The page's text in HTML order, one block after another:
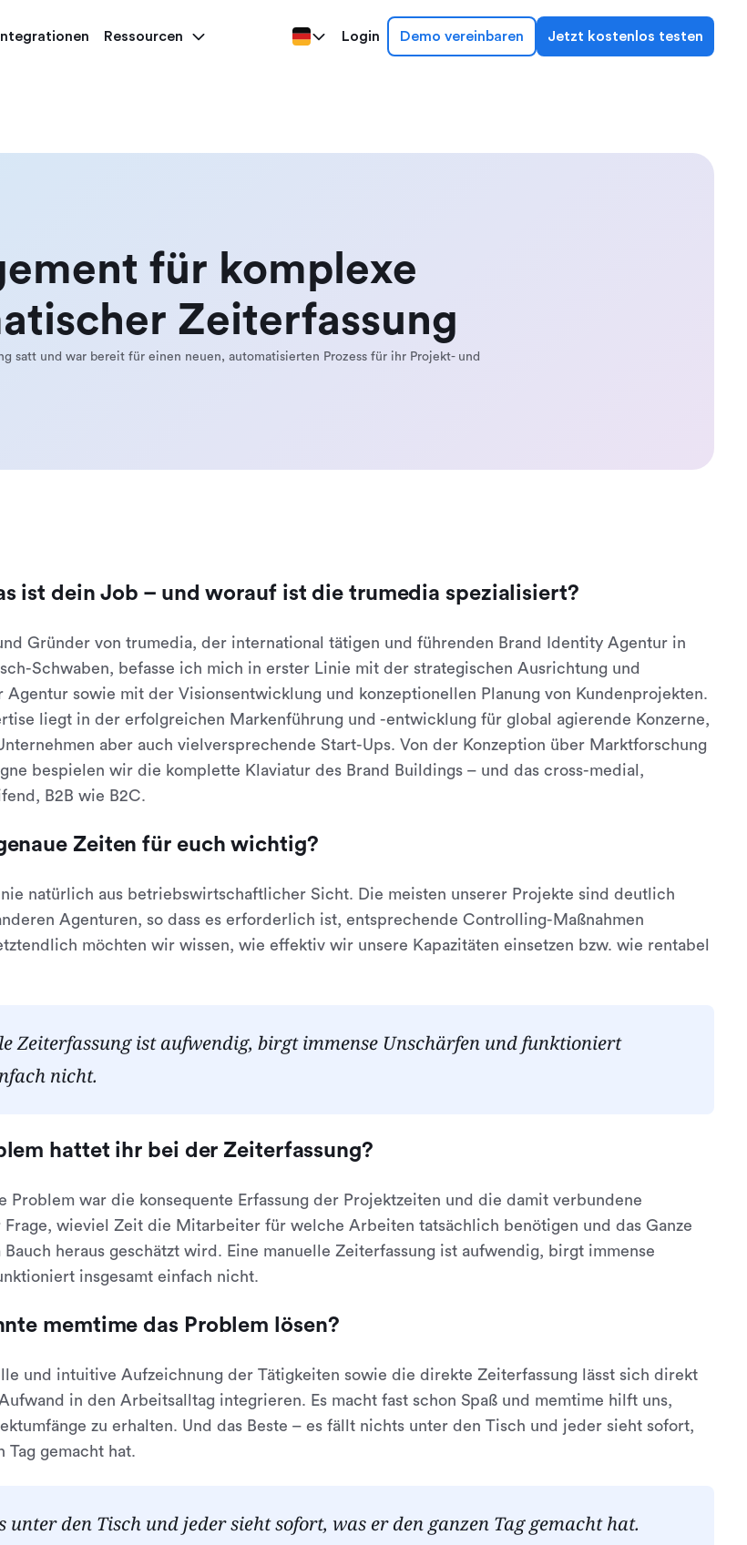
Integrationen Ressourcen Login Demo vereinbaren Jetzt kostenlos testen
für komplexe
Zeiterfassung
satt und war bereit für einen neuen, automatisierten Prozess für ihr Projekt- und
ist dein Job – und worauf ist die trumedia spezialisiert?
Gründer von trumedia, der international tätigen und führenden Brand Identity Agentur in
Schwaben, befasse ich mich in erster Linie mit der strategischen Ausrichtung und
Agentur sowie mit der Visionsentwicklung und konzeptionellen Planung von Kundenprojekten.
liegt in der erfolgreichen Markenführung und -entwicklung für global agierende Konzerne,
aber auch vielversprechende Start-Ups. Von der Konzeption über Marktforschung
bespielen wir die komplette Klaviatur des Brand Buildings – und das cross-medial,
B2B wie B2C.
Zeiten für euch wichtig?
natürlich aus betriebswirtschaftlicher Sicht. Die meisten unserer Projekte sind deutlich
Agenturen, so dass es erforderlich ist, entsprechende Controlling-Maßnahmen
möchten wir wissen, wie effektiv wir unsere Kapazitäten einsetzen bzw. wie rentabel
Zeiterfassung ist aufwendig, birgt immense Unschärfen und funktioniert
nicht.
hattet ihr bei der Zeiterfassung?
Problem war die konsequente Erfassung der Projektzeiten und die damit verbundene
Frage, wieviel Zeit die Mitarbeiter für welche Arbeiten tatsächlich benötigen und das Ganze
heraus geschätzt wird. Eine manuelle Zeiterfassung ist aufwendig, birgt immense
insgesamt einfach nicht.
memtime das Problem lösen?
und intuitive Aufzeichnung der Tätigkeiten sowie die direkte Zeiterfassung lässt sich direkt
in den Arbeitsalltag integrieren. Es macht fast schon Spaß und memtime hilft uns,
zu erhalten. Und das Beste – es fällt nichts unter den Tisch und jeder sieht sofort,
Tag gemacht hat.
unter den Tisch und jeder sieht sofort, was er den ganzen Tag gemacht hat.